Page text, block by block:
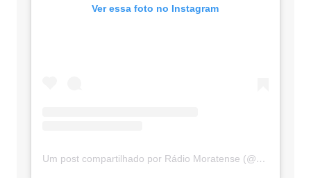
Ver essa foto no Instagram
Um post compartilhado por Rádio Moratense (@radio_moratense)